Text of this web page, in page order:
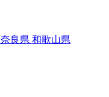
奈良県 和歌山県